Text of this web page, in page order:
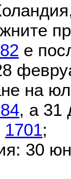
е
на
, а 31
1701;
30